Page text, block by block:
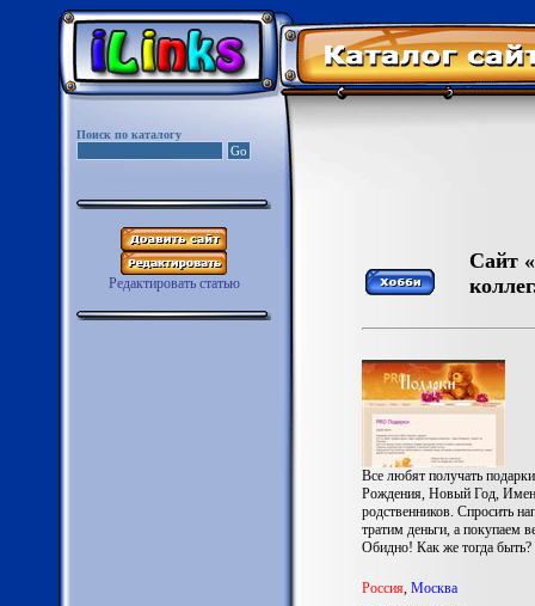
Поиск по каталогу
Редактировать статью
Сайт
Все любят получать
Рождения, Новый Год,
родственников. Спросить
тратим деньги, а покупаем
Обидно! Как же тогда
Россия, Москва